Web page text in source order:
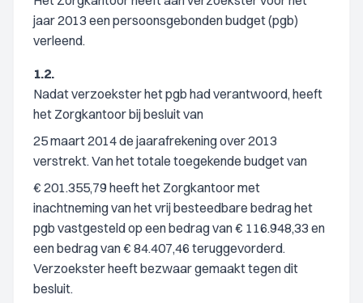
jaar 2013 een persoonsgebonden budget (pgb)
verleend.
1.2.
Nadat verzoekster het pgb had verantwoord, heeft
het Zorgkantoor bij besluit van
25 maart 2014 de jaarafrekening over 2013
verstrekt. Van het totale toegekende budget van
€ 201.355,79 heeft het Zorgkantoor met
inachtneming van het vrij besteedbare bedrag het
pgb vastgesteld op een bedrag van € 116.948,33 en
een bedrag van € 84.407,46 teruggevorderd.
Verzoekster heeft bezwaar gemaakt tegen dit
besluit.